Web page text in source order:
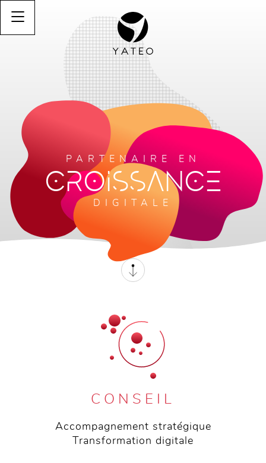
PARTENAIRE EN
CROISSANCE
DIGITALE
CONSEIL
Accompagnement stratégique
Transformation digitale